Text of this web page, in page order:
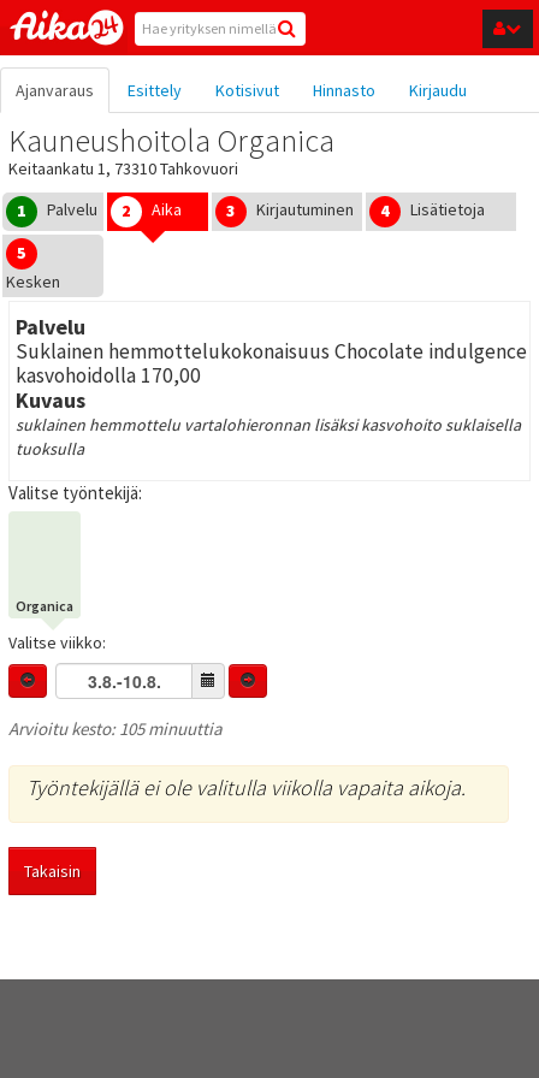
Hyppää pääsisältöön
Ajanvaraus Esittely Kotisivut Hinnasto Kirjaudu
Kauneushoitola Organica
Keitaankatu 1, 73310 Tahkovuori
1
Palvelu 2 Aika 3 Kirjautuminen 4
Lisätietoja
5
Kesken
Palvelu
Suklainen hemmottelukokonaisuus Chocolate indulgence
kasvohoidolla 170,00
Kuvaus
suklainen hemmottelu vartalohieronnan lisäksi kasvohoito suklaisella
tuoksulla
Valitse työntekijä:
Organica
Valitse viikko:
Arvioitu kesto: 105 minuuttia
Työntekijällä ei ole valitulla viikolla vapaita aikoja.
Takaisin